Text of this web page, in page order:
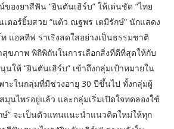
องยาสีฟัน “ยินตันเฮิร์บ” ให้เด่นชัด “ไทย
ตอร์ยิ้มสวย “แต้ว ณฐพร เตมีรักษ์” นักแสดง
แอคทีฟ ร่าเริงสดใสอย่างเป็นธรรมชาติ
สุขภาพ พิถีพิถันในการเลือกสิ่งที่ดีที่สุดให้กับ
นให้ “ยินตันเฮิร์บ” เข้าถึงกลุ่มเป้าหมายใน
าะในกลุ่มที่มีช่วงอายุ 30 ปีขึ้นไป ทั้งกลุ่มผู้
นไพรอยู่แล้ว และกลุ่มเริ่มเปิดใจทดลองใช้
” จะเป็นตัวแทนแนะนำแนวคิดใหม่ให้ทุก